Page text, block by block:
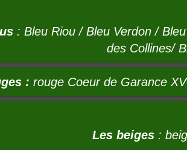
: Bleu Riou / Bleu Verdon /
des Collines/
: rouge Coeur de Garance
Les beiges :